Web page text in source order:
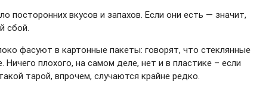
посторонних вкусов и запахов. Если они есть — значит,
сбой.
фасуют в картонные пакеты: говорят, что стеклянные
плохого, на самом деле, нет и в пластике – если
тарой, впрочем, случаются крайне редко.